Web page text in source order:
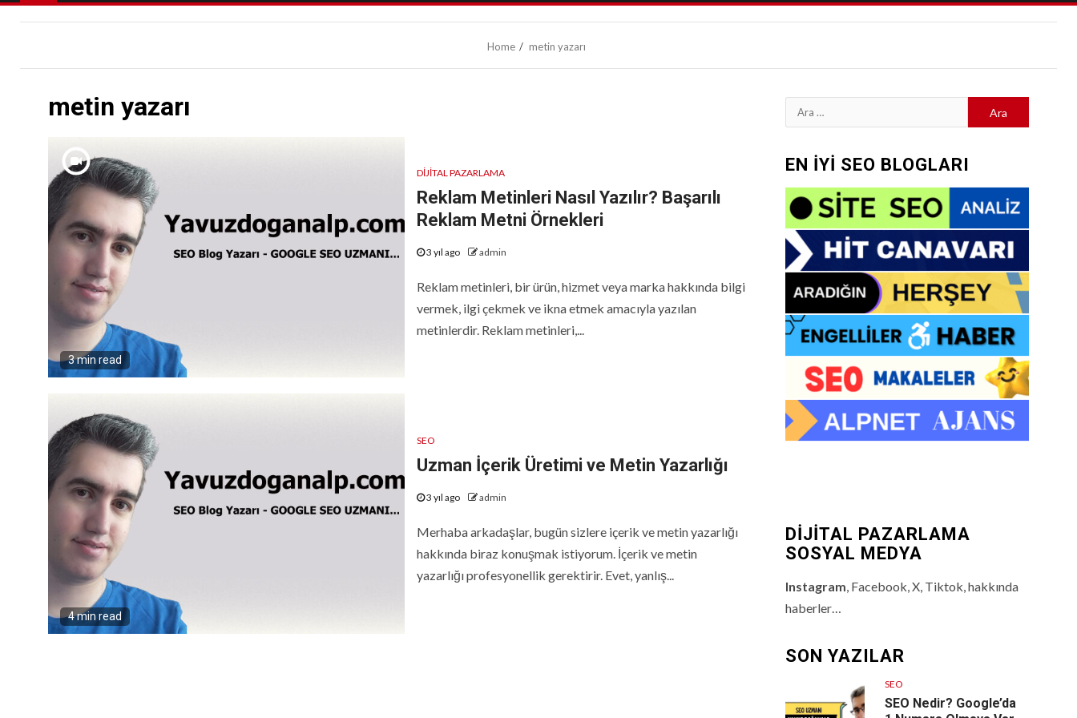
Home metin yazarı
metin yazarı
3 min read
DIJITAL PAZARLAMA
Reklam Metinleri Nasıl Yazılır? Başarılı
Reklam Metni Örnekleri
3 yıl ago admin
Reklam metinleri, bir ürün, hizmet veya marka hakkında bilgi
vermek, ilgi çekmek ve ikna etmek amacıyla yazılan
metinlerdir. Reklam metinleri,...
4 min read
SEO
Uzman İçerik Üretimi ve Metin Yazarlığı
3 yıl ago admin
Merhaba arkadaşlar, bugün sizlere içerik ve metin yazarlığı
hakkında biraz konuşmak istiyorum. İçerik ve metin
yazarlığı profesyonellik gerektirir. Evet, yanlış...
Arama:
EN İYİ SEO BLOGLARI
DİJİTAL PAZARLAMA
SOSYAL MEDYA
Instagram , Facebook, X, Tiktok, hakkında
haberler…
SON YAZILAR
SEO
SEO Nedir? Google’da